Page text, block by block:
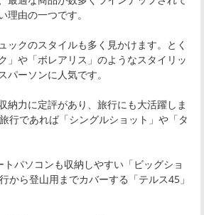
理由の一つです。
ックのスタイルも多く見かけます。とく
」や「ボレアリス」のようなスタイリッ
パーソンに人気です。
納力に定評があり、旅行にも大活躍しま
行であれば「シングルショット」や「タ
パソコンも収納しやすい「ビッグショ
から登山用までカバーする「テルス45」